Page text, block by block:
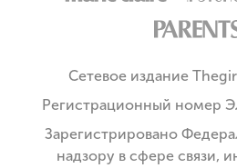
Сетевое издание
Регистрационный номер
Зарегистрировано
надзору в сфере связи,